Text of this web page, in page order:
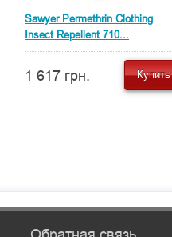
Sawyer Permethrin Clothing
Insect Repellent 710...
1 617 грн. Купить